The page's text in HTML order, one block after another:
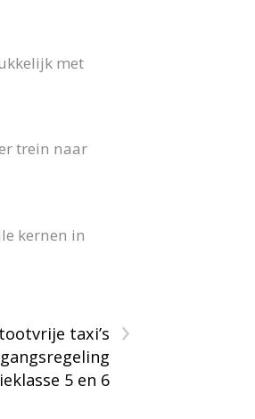
met
trein naar
kernen in
›
taxi’s
5 en 6